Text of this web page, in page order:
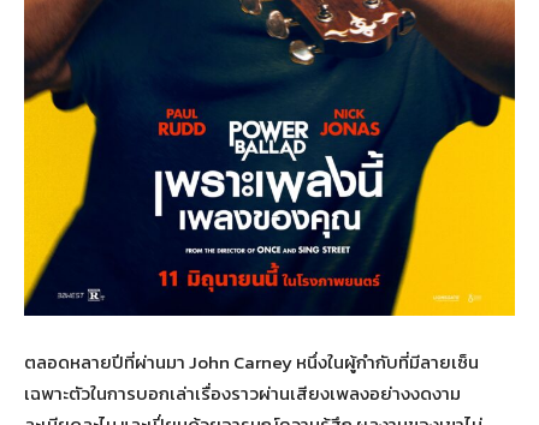
ตลอดหลายปีที่ผ่านมา John Carney หนึ่งในผู้กำกับที่มีลายเซ็น
เฉพาะตัวในการบอกเล่าเรื่องราวผ่านเสียงเพลงอย่างงดงาม